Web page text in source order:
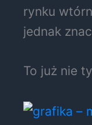
rynku
jednak
To już nie